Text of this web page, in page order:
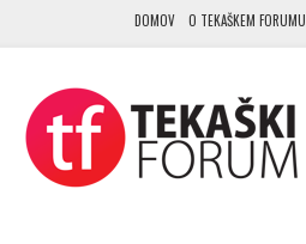
DOMOV O TEKAŠKEM FORUMU